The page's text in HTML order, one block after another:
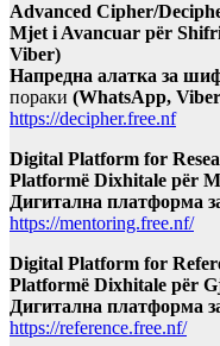
Advanced Cipher/
Mjet i Avancuar për
Viber)
Напредна алатка за
пораки (WhatsApp,
https://decipher.free.nf
Digital Platform for
Platformë Dixhitale për
Дигитална платформа
https://mentoring.free.nf/
Digital Platform for
Platformë Dixhitale për
Дигитална платформа
https://reference.free.nf/